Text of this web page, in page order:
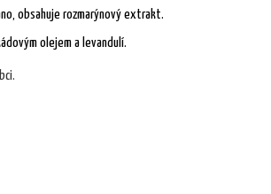
obsahuje rozmarýnový extrakt.
olejem a levandulí.